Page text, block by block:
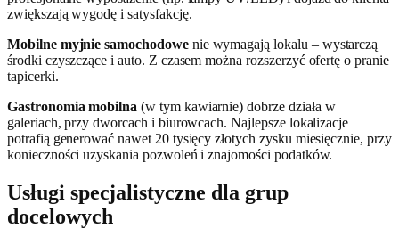
zwiększają wygodę i satysfakcję.
Mobilne myjnie samochodowenie wymagają lokalu – wystarczą
środki czyszczące i auto. Z czasem można rozszerzyć ofertę o pranie
tapicerki.
Gastronomia mobilna (w tym kawiarnie) dobrze działa w
galeriach, przy dworcach i biurowcach. Najlepsze lokalizacje
potrafią generować nawet 20 tysięcy złotych zysku miesięcznie, przy
konieczności uzyskania pozwoleń i znajomości podatków.
Usługi specjalistyczne dla grup
docelowych